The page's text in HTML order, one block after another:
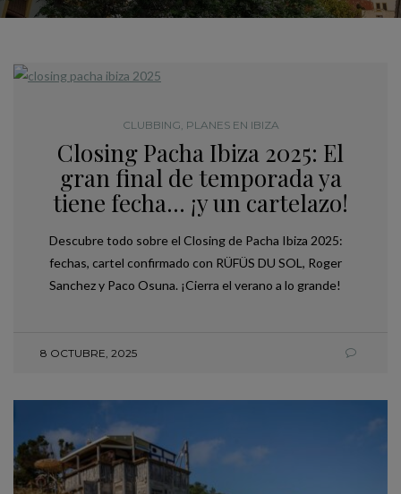
CLUBBING, PLANES EN IBIZA
Closing Pacha Ibiza 2025: El
gran final de temporada ya
tiene fecha… ¡y un cartelazo!
Descubre todo sobre el Closing de Pacha Ibiza 2025:
fechas, cartel confirmado con RÜFÜS DU SOL, Roger
Sanchez y Paco Osuna. ¡Cierra el verano a lo grande!
8 OCTUBRE, 2025